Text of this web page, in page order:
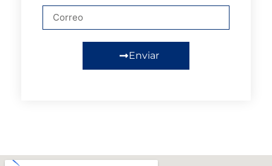
Enviar